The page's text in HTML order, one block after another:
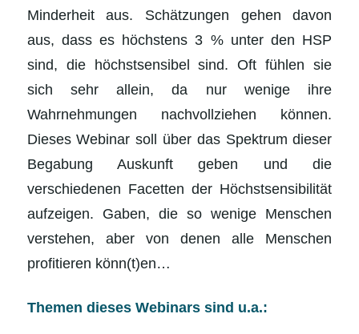
Minderheit aus. Schätzungen gehen davon
aus, dass es höchstens 3 % unter den HSP
sind, die höchstsensibel sind. Oft fühlen sie
sich sehr allein, da nur wenige ihre
Wahrnehmungen nachvollziehen können.
Dieses Webinar soll über das Spektrum dieser
Begabung Auskunft geben und die
verschiedenen Facetten der Höchstsensibilität
aufzeigen. Gaben, die so wenige Menschen
verstehen, aber von denen alle Menschen
profitieren könn(t)en…
Themen dieses Webinars sind u.a.: